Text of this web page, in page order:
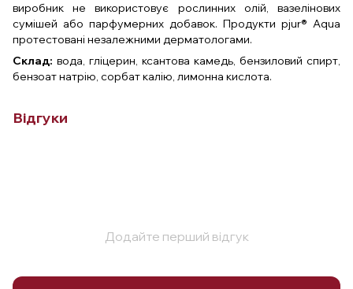
виробник не використовує рослинних олій, вазелінових
сумішей або парфумерних добавок. Продукти pjur® Aqua
протестовані незалежними дерматологами.
Склад: вода, гліцерин, ксантова камедь, бензиловий спирт,
бензоат натрію, сорбат калію, лимонна кислота.
Відгуки
Додайте перший відгук